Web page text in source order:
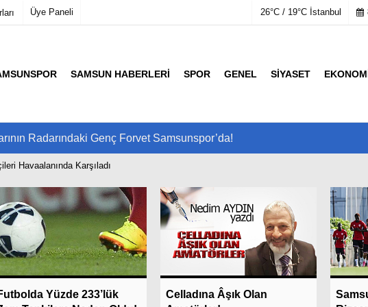
Üye Paneli 26°C / 19°C İstanbul
SAMSUN HABERLERI SPOR GENEL SIYASET
Radarındaki Genç Forvet Samsunspor’da!
Havaalanında Karşıladı
Son Dakika
Yüzde 233’lük
Son Dakika
Celladına Âşık Olan